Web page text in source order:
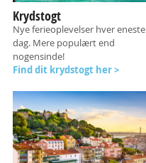
Krydstogt
Nye ferieoplevelser hver eneste
dag. Mere populært end
nogensinde!
Find dit krydstogt her >